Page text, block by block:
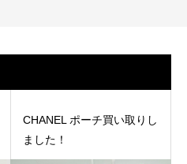
CHANEL ポーチ買い取りし
ました！